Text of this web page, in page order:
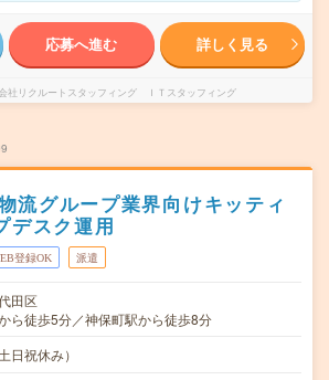
応募へ進む 詳しく見る
社リクルートスタッフィング ＩＴスタッフィング
流グループ業界向けキッティ
デスク運用
登録OK 派遣
田区
ら徒歩5分／神保町駅から徒歩8分
日祝休み）